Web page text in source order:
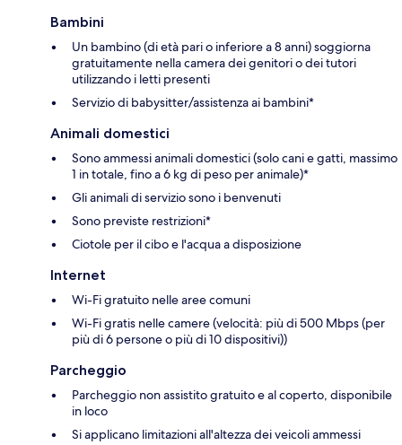
Bambini
Un bambino (di età pari o inferiore a 8 anni) soggiorna
gratuitamente nella camera dei genitori o dei tutori
utilizzando i letti presenti
Servizio di babysitter/assistenza ai bambini*
Animali domestici
Sono ammessi animali domestici (solo cani e gatti, massimo
1 in totale, fino a 6 kg di peso per animale)*
Gli animali di servizio sono i benvenuti
Sono previste restrizioni*
Ciotole per il cibo e l'acqua a disposizione
Internet
Wi-Fi gratuito nelle aree comuni
Wi-Fi gratis nelle camere (velocità: più di 500 Mbps (per
più di 6 persone o più di 10 dispositivi))
Parcheggio
Parcheggio non assistito gratuito e al coperto, disponibile
in loco
Si applicano limitazioni all'altezza dei veicoli ammessi